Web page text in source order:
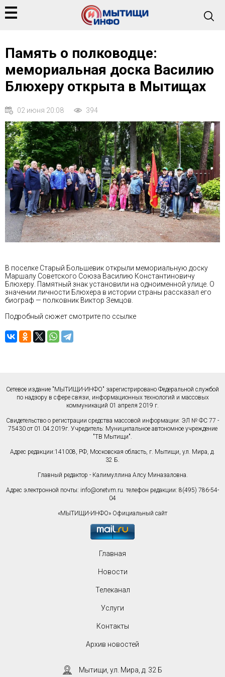
Память о полководце:
мемориальная доска Василию
Блюхеру открыта в Мытищах
02 июня 20:08 394
В поселке Старый Большевик открыли мемориальную доску
Маршалу Советского Союза Василию Константиновичу
Блюхеру. Памятный знак установили на одноименной улице. О
значении личности Блюхера в истории страны рассказал его
биограф — полковник Виктор Земцов.
Подробный сюжет смотрите по ссылке
Сетевое издание "МЫТИЩИ-ИНФО" зарегистрировано Федеральной службой
по надзору в сфере связи, информационных технологий и массовых
коммуникаций 01 апреля 2019 г.
Свидетельство о регистрации средства массовой информации: ЭЛ № ФС 77 -
75430 от 01.04.2019г. Учредитель: Муниципальное автономное учреждение
"ТВ Мытищи".
Адрес редакции:141008, РФ, Московская область, г. Мытищи, ул. Мира, д.
32 Б.
Главный редактор - Калимуллина Алсу Миназаловна.
Адрес электронной почты: info@onetvm.ru. телефон редакции: 8(495) 786-54-
04
«МЫТИЩИ-ИНФО» Официальный сайт
Главная
Новости
Телеканал
Услуги
Контакты
Архив новостей
Мытищи, ул. Мира, д. 32 Б